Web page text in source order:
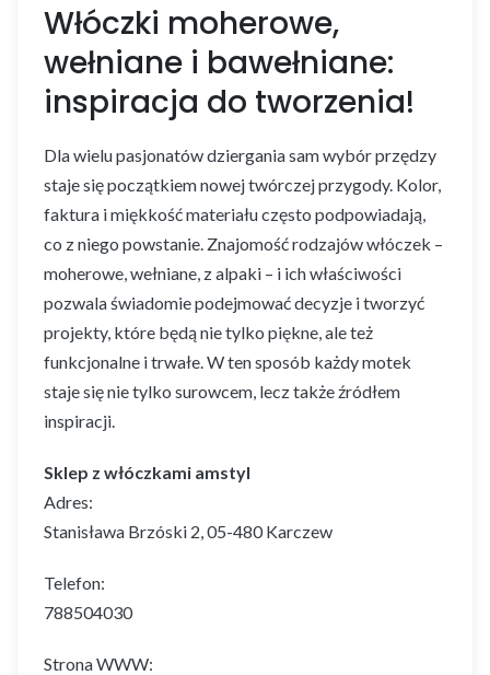
Włóczki moherowe,
wełniane i bawełniane:
inspiracja do tworzenia!
Dla wielu pasjonatów dziergania sam wybór przędzy
staje się początkiem nowej twórczej przygody. Kolor,
faktura i miękkość materiału często podpowiadają,
co z niego powstanie. Znajomość rodzajów włóczek –
moherowe, wełniane, z alpaki – i ich właściwości
pozwala świadomie podejmować decyzje i tworzyć
projekty, które będą nie tylko piękne, ale też
funkcjonalne i trwałe. W ten sposób każdy motek
staje się nie tylko surowcem, lecz także źródłem
inspiracji.
Sklep z włóczkami amstyl
Adres:
Stanisława Brzóski 2, 05-480 Karczew
Telefon:
788504030
Strona WWW: